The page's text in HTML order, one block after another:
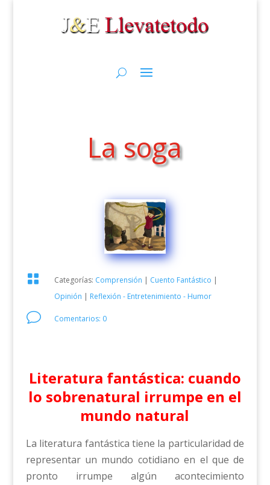
La soga
 Categorías: Comprensión | Cuento Fantástico |
Opinión | Reflexión - Entretenimiento - Humor
v Comentarios: 0
Literatura fantástica: cuando
lo sobrenatural irrumpe en el
mundo natural
La literatura fantástica tiene la particularidad de
representar un mundo cotidiano en el que de
pronto irrumpe algún acontecimiento